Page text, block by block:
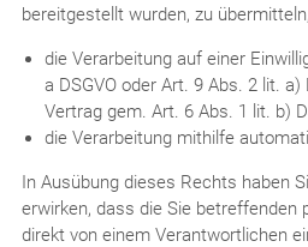
bereitgestellt wurden, zu
die Verarbeitung auf einer
a DSGVO oder Art. 9 Abs. 2 lit.
Vertrag gem. Art. 6 Abs. 1 lit. b)
die Verarbeitung mithilfe
In Ausübung dieses Rechts haben
erwirken, dass die Sie betreffenden
direkt von einem Verantwortlichen